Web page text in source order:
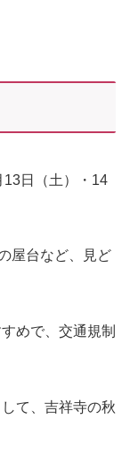
13日（土）・14
屋台など、見ど
めで、交通規制
て、吉祥寺の秋